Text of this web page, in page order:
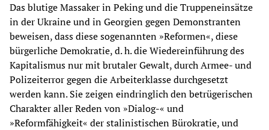
Das blutige Massaker in Peking und die Truppeneinsätze
in der Ukraine und in Georgien gegen Demonstranten
beweisen, dass diese sogenannten »Reformen«, diese
bürgerliche Demokratie, d. h. die Wiedereinführung des
Kapitalismus nur mit brutaler Gewalt, durch Armee- und
Polizeiterror gegen die Arbeiterklasse durchgesetzt
werden kann. Sie zeigen eindringlich den betrügerischen
Charakter aller Reden von »Dialog-« und
»Reformfähigkeit« der stalinistischen Bürokratie, und